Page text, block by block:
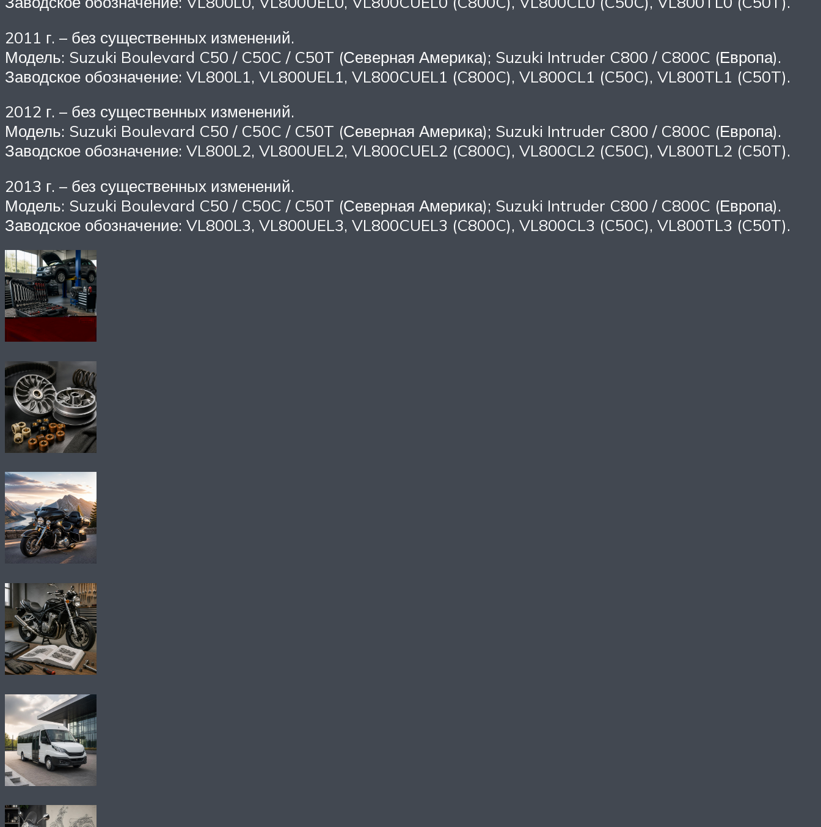
2011 г. – без существенных изменений.
Модель: Suzuki Boulevard C50 / C50C / C50T (Северная Америка); Suzuki Intruder C800 / C800C (Европа).
Заводское обозначение: VL800L1, VL800UEL1, VL800CUEL1 (C800C), VL800CL1 (C50C), VL800TL1 (C50T).
2012 г. – без существенных изменений.
Модель: Suzuki Boulevard C50 / C50C / C50T (Северная Америка); Suzuki Intruder C800 / C800C (Европа).
Заводское обозначение: VL800L2, VL800UEL2, VL800CUEL2 (C800C), VL800CL2 (C50C), VL800TL2 (C50T).
2013 г. – без существенных изменений.
Модель: Suzuki Boulevard C50 / C50C / C50T (Северная Америка); Suzuki Intruder C800 / C800C (Европа).
Заводское обозначение: VL800L3, VL800UEL3, VL800CUEL3 (C800C), VL800CL3 (C50C), VL800TL3 (C50T).